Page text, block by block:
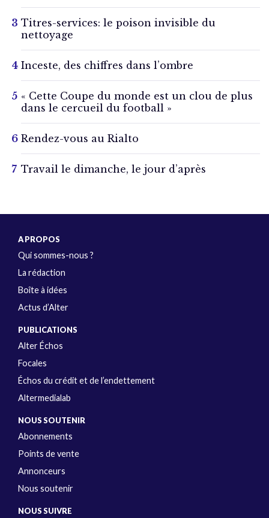
Titres-services: le poison invisible du
nettoyage
Inceste, des chiffres dans l’ombre
« Cette Coupe du monde est un clou de plus
dans le cercueil du football »
Rendez-vous au Rialto
Travail le dimanche, le jour d’après
A PROPOS
Qui sommes-nous ?
La rédaction
Boîte à idées
Actus d’Alter
PUBLICATIONS
Alter Échos
Focales
Échos du crédit et de l’endettement
Altermedialab
NOUS SOUTENIR
Abonnements
Points de vente
Annonceurs
Nous soutenir
NOUS SUIVRE